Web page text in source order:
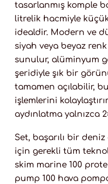
tasarlanmış komple
litrelik hacmiyle
idealdir. Modern ve
siyah veya beyaz
sunulur, alüminyum
şeridiyle şık bir
tamamen açılabilir,
işlemlerini
aydınlatma yalnızca
Set, başarılı bir
için gerekli tüm
skim marine 100
pump 100 hava